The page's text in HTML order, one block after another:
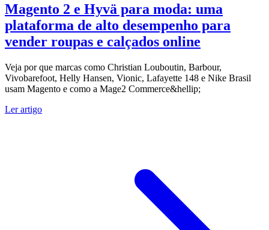
Magento 2 e Hyvä para moda: uma
plataforma de alto desempenho para
vender roupas e calçados online
Veja por que marcas como Christian Louboutin, Barbour,
Vivobarefoot, Helly Hansen, Vionic, Lafayette 148 e Nike Brasil
usam Magento e como a Mage2 Commerce&hellip;
Ler artigo